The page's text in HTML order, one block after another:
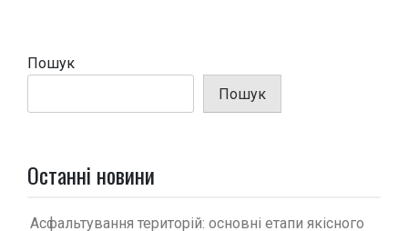
Пошук
Пошук
Останні новини
Асфальтування територій: основні етапи якісного